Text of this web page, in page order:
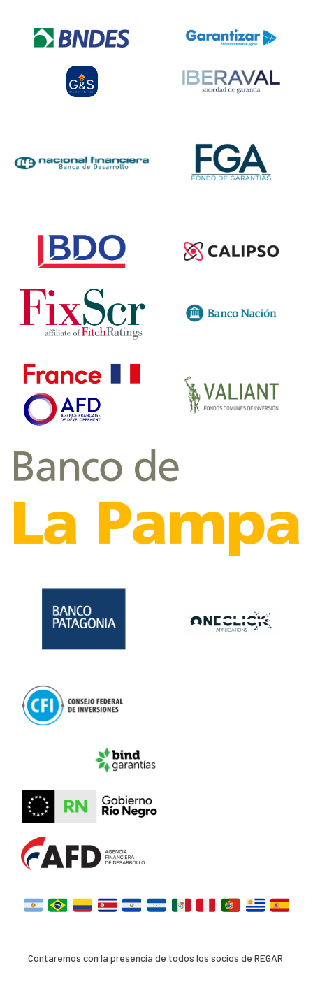
Contaremos con la presencia de todos los socios de REGAR.